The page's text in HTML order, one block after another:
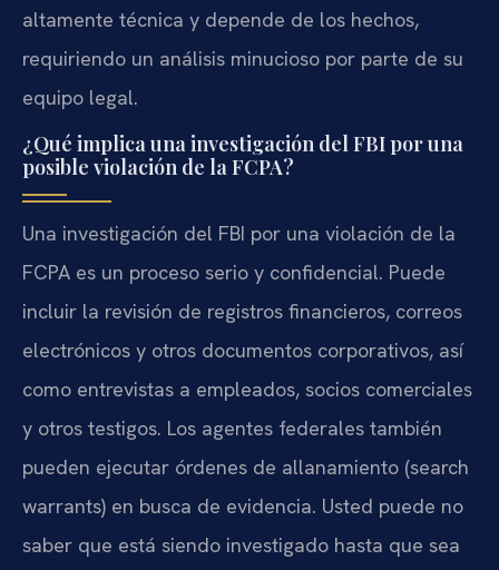
altamente técnica y depende de los hechos,
requiriendo un análisis minucioso por parte de su
equipo legal.
¿Qué implica una investigación del FBI por una
posible violación de la FCPA?
Una investigación del FBI por una violación de la
FCPA es un proceso serio y confidencial. Puede
incluir la revisión de registros financieros, correos
electrónicos y otros documentos corporativos, así
como entrevistas a empleados, socios comerciales
y otros testigos. Los agentes federales también
pueden ejecutar órdenes de allanamiento (search
warrants) en busca de evidencia. Usted puede no
saber que está siendo investigado hasta que sea